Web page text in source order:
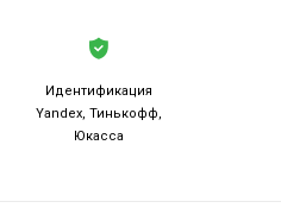
Идентификация
Yandex, Тинькофф,
Юкасса